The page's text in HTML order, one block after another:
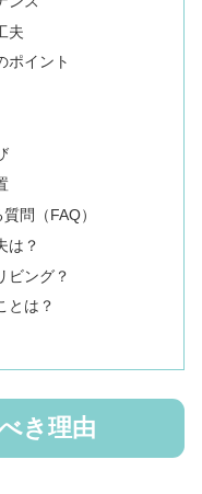
夫
ポイント
問（FAQ）
は？
ビング？
とは？
き理由